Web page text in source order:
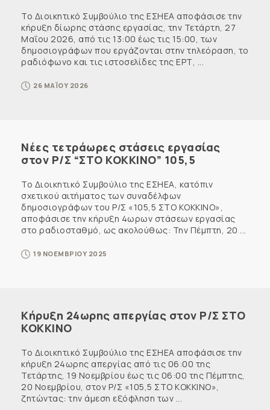
Το Διοικητικό Συμβούλιο της ΕΣΗΕΑ αποφάσισε την
κήρυξη δίωρης στάσης εργασίας, την Τετάρτη, 27
Μαΐου 2026, από τις 13:00 έως τις 15:00, των
δημοσιογράφων που εργάζονται στην τηλεόραση, το
ραδιόφωνο και τις ιστοσελίδες της ΕΡΤ, ...
26 ΜΑΪΟΥ 2026
Νέες τετράωρες στάσεις εργασίας
στον Ρ/Σ “ΣΤΟ ΚΟΚΚΙΝΟ” 105,5
Το Διοικητικό Συμβούλιο της ΕΣΗΕΑ, κατόπιν
σχετικού αιτήματος των συναδέλφων
δημοσιογράφων του Ρ/Σ «105,5 ΣΤΟ ΚΟΚΚΙΝΟ»,
αποφάσισε την κήρυξη 4ωρων στάσεων εργασίας
στο ραδιοσταθμό, ως ακολούθως: Την Πέμπτη, 20 ...
19 ΝΟΕΜΒΡΙΟΥ 2025
Κήρυξη 24ωρης απεργίας στον Ρ/Σ ΣΤΟ
ΚΟΚΚΙΝΟ
Το Διοικητικό Συμβούλιο της ΕΣΗΕΑ αποφάσισε την
κήρυξη 24ωρης απεργίας από τις 06:00 της
Τετάρτης, 19 Νοεμβρίου έως τις 06:00 της Πέμπτης,
20 Νοεμβρίου, στον Ρ/Σ «105,5 ΣΤΟ ΚΟΚΚΙΝΟ»,
ζητώντας: την άμεση εξόφληση των ...